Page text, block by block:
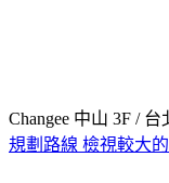
Changee 中山 3F /
規劃路線 檢視較大